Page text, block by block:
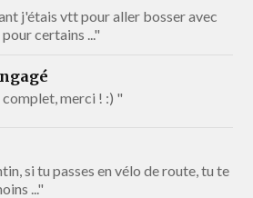
j'étais vtt pour aller bosser avec
certains ..."
merci ! :) "
si tu passes en vélo de route, tu te
..."